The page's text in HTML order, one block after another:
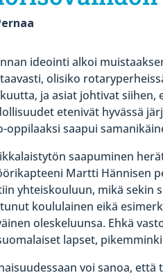
ideointi alkoi
olisiko
ja asiat johtivat siihen,
etenivät hyvässä
oppilaaksi saapui
saapuminen
Martti Hännisen
yhteiskouluun, mikä sekin
koululainen eikä
oleskeluunsa. Ehkä
lapset,
voi sanoa,